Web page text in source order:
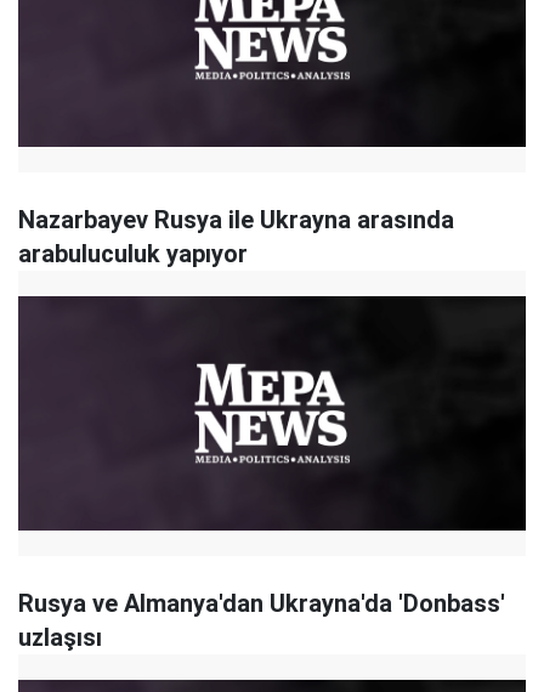
Nazarbayev Rusya ile Ukrayna arasında
arabuluculuk yapıyor
Rusya ve Almanya'dan Ukrayna'da 'Donbass'
uzlaşısı